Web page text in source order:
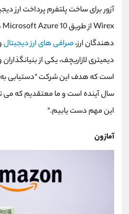
آزور برای ساخت پلتفرم پرداخت ارز
Wirexاز طریقMicrosoft Azure 10
دهندگان ارز،صرافی های ارز دیجیتال
دیمیتری لازاریچف، یکی از
سال آینده است و ما معتقدیم که می
این مهم دست یابیم."
آمازون